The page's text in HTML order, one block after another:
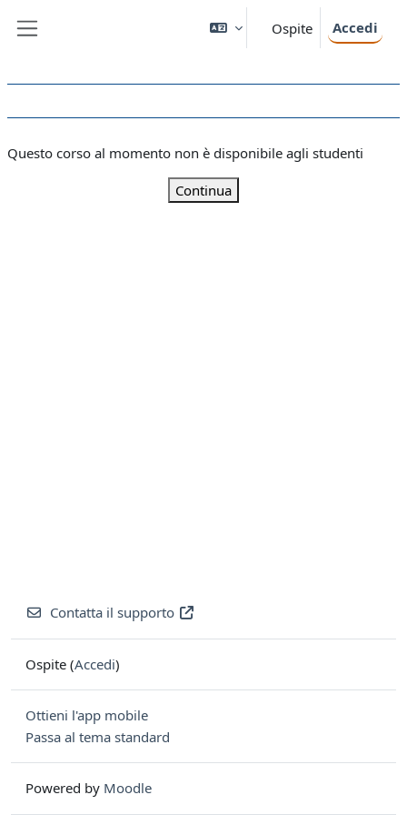
Ospite Accedi
Questo corso al momento non è disponibile agli studenti
Continua
Contatta il supporto
Ospite (Accedi)
Ottieni l'app mobile
Passa al tema standard
Powered by Moodle